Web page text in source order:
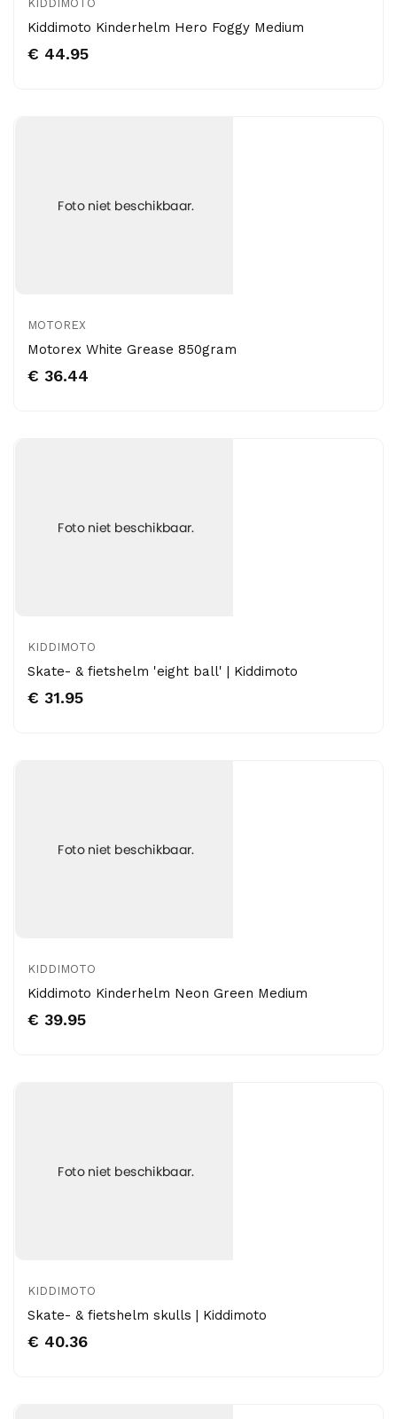
KIDDIMOTO
Kiddimoto Kinderhelm Hero Foggy Medium
€ 44.95
MOTOREX
Motorex White Grease 850gram
€ 36.44
KIDDIMOTO
Skate- & fietshelm 'eight ball' | Kiddimoto
€ 31.95
KIDDIMOTO
Kiddimoto Kinderhelm Neon Green Medium
€ 39.95
KIDDIMOTO
Skate- & fietshelm skulls | Kiddimoto
€ 40.36